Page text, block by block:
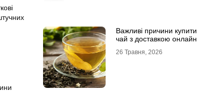
Важливі причини купити
чай з доставкою онлайн
26 Травня, 2026